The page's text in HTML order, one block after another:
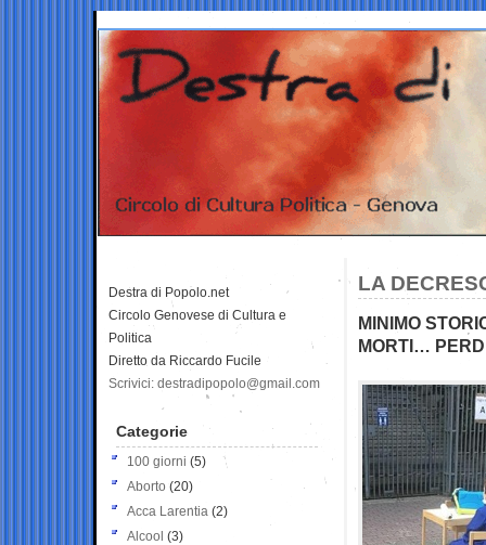
LA
MINIMO
MORTI…
Destra di Popolo.net
Circolo Genovese di Cultura e
Politica
Diretto da Riccardo Fucile
Scrivici: destradipopolo@gmail.com
Categorie
100 giorni (5)
Aborto (20)
Acca Larentia (2)
Alcool (3)